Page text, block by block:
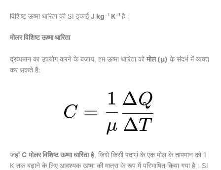
विशिष्ट ऊष्मा धारिता की SI इकाईJ kg⁻¹ K⁻¹है।
मोलर विशिष्ट ऊष्मा धारिता
द्रव्यमान का उपयोग करने के बजाय, हम ऊष्मा धारिता को मोल (μ) के संदर्भ में व्यक्त
कर सकते हैं:
जहाँC मोलर विशिष्ट ऊष्मा धारिताहै, जिसे किसी पदार्थ के एक मोल के तापमान को 1
K तक बढ़ाने के लिए आवश्यक ऊष्मा की मात्रा के रूप में परिभाषित किया गया है। SI